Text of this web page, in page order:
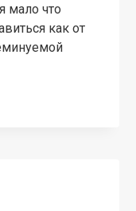
мало что
как от